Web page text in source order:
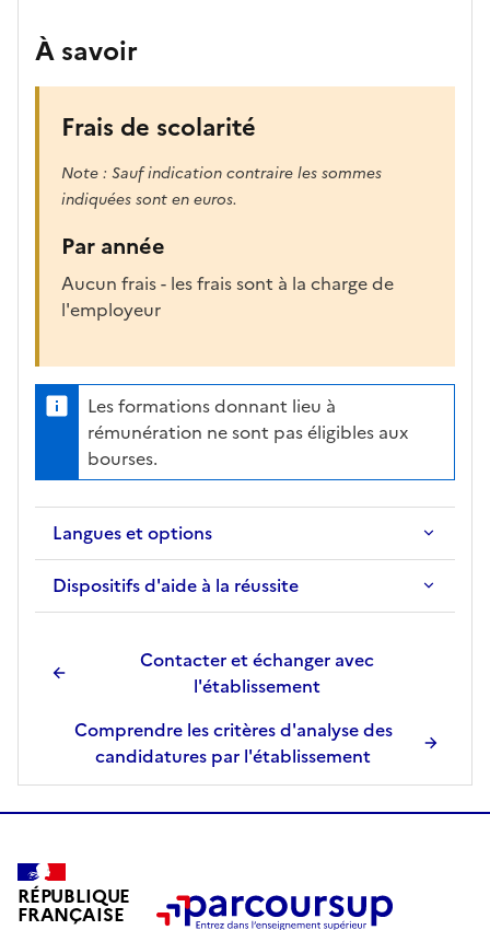
À savoir
Frais de scolarité
Note : Sauf indication contraire les sommes
indiquées sont en euros.
Par année
Aucun frais - les frais sont à la charge de
l'employeur
Les formations donnant lieu à
rémunération ne sont pas éligibles aux
bourses.
Langues et options
Dispositifs d'aide à la réussite
Contacter et échanger avec
l'établissement
Comprendre les critères d'analyse des
candidatures par l'établissement
RÉPUBLIQUE
FRANÇAISE